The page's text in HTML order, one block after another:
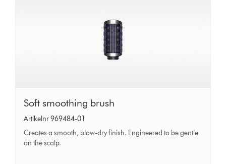
Soft
smoothing
brush
Soft smoothing brush
Artikelnr 969484-01
Creates a smooth, blow-dry finish. Engineered to be gentle
on the scalp.